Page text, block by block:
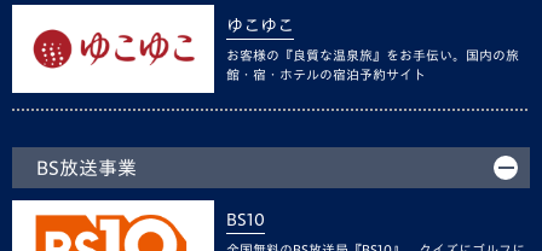
ゆこゆこ
お客様の『良質な温泉旅』をお手伝い。国内の旅
館・宿・ホテルの宿泊予約サイト
BS放送事業
BS10